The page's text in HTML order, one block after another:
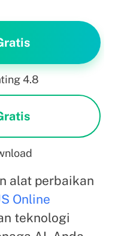
4.8
alat perbaikan
Online
teknologi